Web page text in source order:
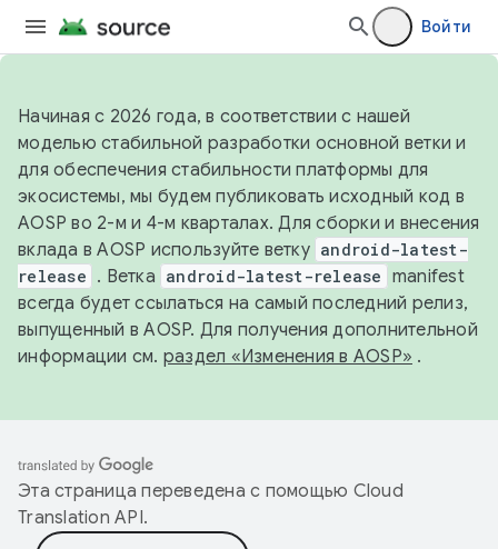
Войти
Начиная с 2026 года, в соответствии с нашей
моделью стабильной разработки основной ветки и
для обеспечения стабильности платформы для
экосистемы, мы будем публиковать исходный код в
AOSP во 2-м и 4-м кварталах. Для сборки и внесения
вклада в AOSP используйте ветку android-latest-
release . Ветка android-latest-release manifest
всегда будет ссылаться на самый последний релиз,
выпущенный в AOSP. Для получения дополнительной
информации см. раздел «Изменения в AOSP» .
Эта страница переведена с помощью Cloud
Translation API.